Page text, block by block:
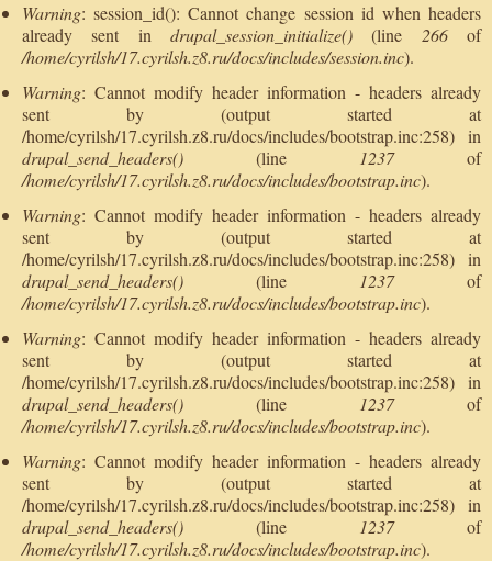
Warning: session_id(): Cannot change session id when headers
already sent in drupal_session_initialize() (line 266of
/home/cyrilsh/17.cyrilsh.z8.ru/docs/includes/session.inc).
Warning: Cannot modify header information - headers already
sent by (output started at
/home/cyrilsh/17.cyrilsh.z8.ru/docs/includes/bootstrap.inc:258) in
drupal_send_headers() (line 1237of
/home/cyrilsh/17.cyrilsh.z8.ru/docs/includes/bootstrap.inc).
Warning: Cannot modify header information - headers already
sent by (output started at
/home/cyrilsh/17.cyrilsh.z8.ru/docs/includes/bootstrap.inc:258) in
drupal_send_headers() (line 1237of
/home/cyrilsh/17.cyrilsh.z8.ru/docs/includes/bootstrap.inc).
Warning: Cannot modify header information - headers already
sent by (output started at
/home/cyrilsh/17.cyrilsh.z8.ru/docs/includes/bootstrap.inc:258) in
drupal_send_headers() (line 1237of
/home/cyrilsh/17.cyrilsh.z8.ru/docs/includes/bootstrap.inc).
Warning: Cannot modify header information - headers already
sent by (output started at
/home/cyrilsh/17.cyrilsh.z8.ru/docs/includes/bootstrap.inc:258) in
drupal_send_headers() (line 1237of
/home/cyrilsh/17.cyrilsh.z8.ru/docs/includes/bootstrap.inc).